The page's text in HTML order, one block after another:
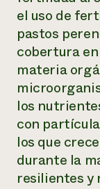
el uso de
pastos
cobertura
materia
los
con
los que
durante la
resilientes y